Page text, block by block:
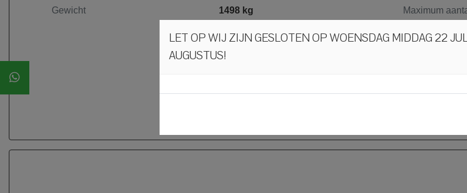
Gewicht
1498 kg
Maximum
LET OP WIJ ZIJN GESLOTEN OP WOENSDAG MIDDAG 22
AUGUSTUS!